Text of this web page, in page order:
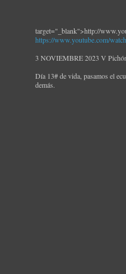
target="_blank">http://
https://www.youtube.com/
3 NOVIEMBRE 2023 V
Día 13# de vida, pasamos el
demás.